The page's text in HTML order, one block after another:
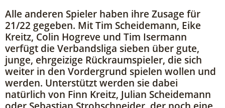
Alle anderen Spieler haben ihre Zusage für
21/22 gegeben. Mit Tim Scheidemann, Eike
Kreitz, Colin Hogreve und Tim Isermann
verfügt die Verbandsliga sieben über gute,
junge, ehrgeizige Rückraumspieler, die sich
weiter in den Vordergrund spielen wollen und
werden. Unterstützt werden sie dabei
natürlich von Finn Kreitz, Julian Scheidemann